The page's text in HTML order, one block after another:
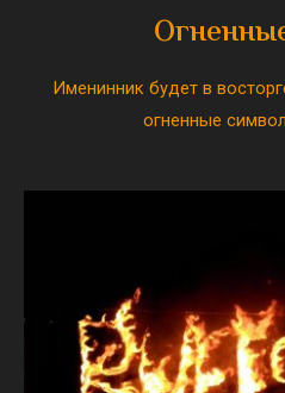
Именинник будет в
огненные